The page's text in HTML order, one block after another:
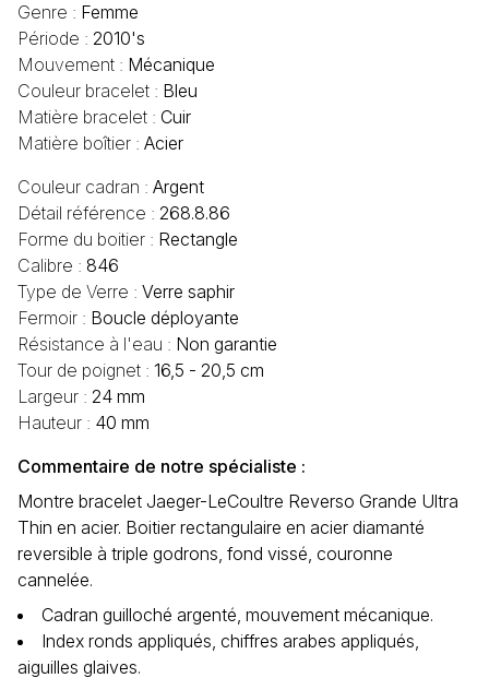
Genre : Femme
Période : 2010's
Mouvement : Mécanique
Couleur bracelet : Bleu
Matière bracelet : Cuir
Matière boîtier : Acier
Couleur cadran : Argent
Détail référence : 268.8.86
Forme du boitier : Rectangle
Calibre : 846
Type de Verre : Verre saphir
Fermoir : Boucle déployante
Résistance à l'eau : Non garantie
Tour de poignet : 16,5 - 20,5 cm
Largeur : 24 mm
Hauteur : 40 mm
Commentaire de notre spécialiste :
Montre bracelet Jaeger-LeCoultre Reverso Grande Ultra
Thin en acier. Boitier rectangulaire en acier diamanté
reversible à triple godrons, fond vissé, couronne
cannelée.
Cadran guilloché argenté, mouvement mécanique.
Index ronds appliqués, chiffres arabes appliqués,
aiguilles glaives.